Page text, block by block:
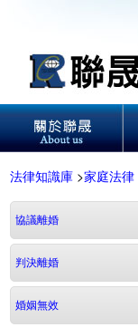
法律知識庫 >家庭法律
協議離婚
判決離婚
婚姻無效